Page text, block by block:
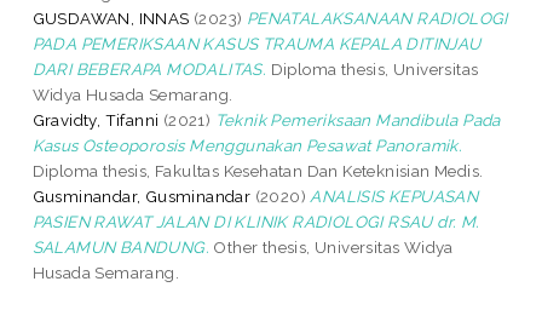
GUSDAWAN, INNAS (2023) PENATALAKSANAAN RADIOLOGI
PADA PEMERIKSAAN KASUS TRAUMA KEPALA DITINJAU
DARI BEBERAPA MODALITAS. Diploma thesis, Universitas
Widya Husada Semarang.
Gravidty, Tifanni (2021) Teknik Pemeriksaan Mandibula Pada
Kasus Osteoporosis Menggunakan Pesawat Panoramik.
Diploma thesis, Fakultas Kesehatan Dan Keteknisian Medis.
Gusminandar, Gusminandar (2020) ANALISIS KEPUASAN
PASIEN RAWAT JALAN DI KLINIK RADIOLOGI RSAU dr. M.
SALAMUN BANDUNG. Other thesis, Universitas Widya
Husada Semarang.